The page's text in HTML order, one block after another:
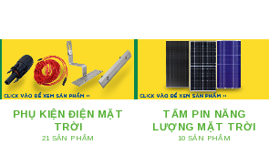
PHỤ KIỆN ĐIỆN MẶT
TRỜI
21 SẢN PHẨM
TẤM PIN NĂNG
LƯỢNG MẶT TRỜI
10 SẢN PHẨM